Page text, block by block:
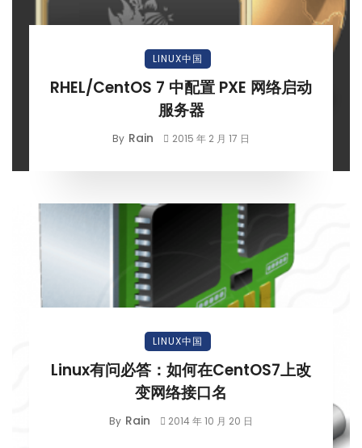
LINUX中国
RHEL/CentOS 7 中配置 PXE 网络启动
服务器
By Rain 2015 年 2 月 17 日
LINUX中国
Linux有问必答：如何在CentOS7上改
变网络接口名
By Rain 2014 年 10 月 20 日